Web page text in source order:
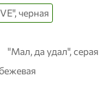
черная
"Мал, да удал", серая